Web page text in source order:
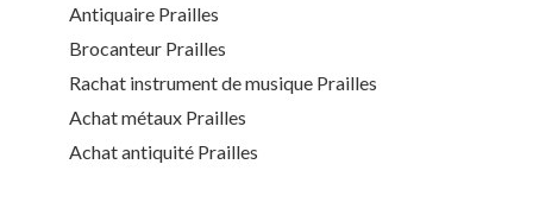
Antiquaire Prailles
Brocanteur Prailles
Rachat instrument de musique Prailles
Achat métaux Prailles
Achat antiquité Prailles